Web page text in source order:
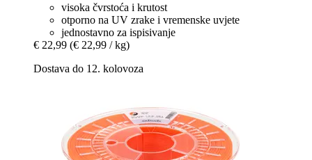
visoka čvrstoća i krutost
otporno na UV zrake i vremenske uvjete
jednostavno za ispisivanje
€ 22,99 (€ 22,99 / kg)
Dostava do 12. kolovoza